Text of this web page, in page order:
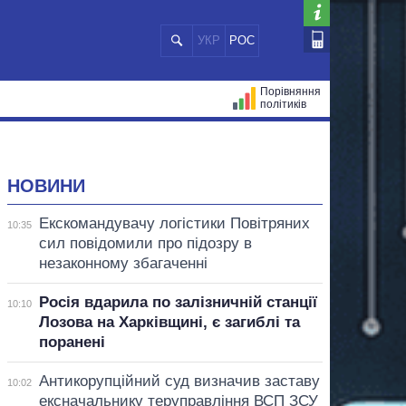
УКР РОС
Порівняння
політиків
НОВИНИ
10:35
Екскомандувачу логістики Повітряних
сил повідомили про підозру в
незаконному збагаченні
10:10
Росія вдарила по залізничній станції
Лозова на Харківщині, є загиблі та
поранені
10:02
Антикорупційний суд визначив заставу
ексначальнику теруправління ВСП ЗСУ